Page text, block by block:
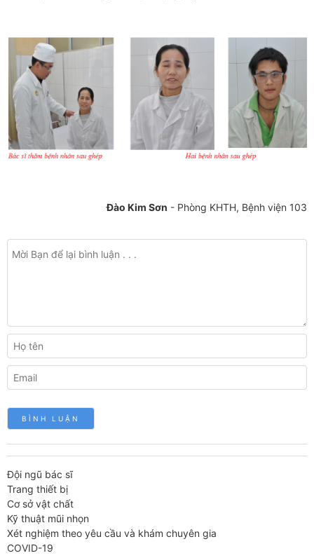
Đào Kim Sơn - Phòng KHTH, Bệnh viện 103
Đội ngũ bác sĩ
Trang thiết bị
Cơ sở vật chất
Kỹ thuật mũi nhọn
Xét nghiệm theo yêu cầu và khám chuyên gia
COVID-19